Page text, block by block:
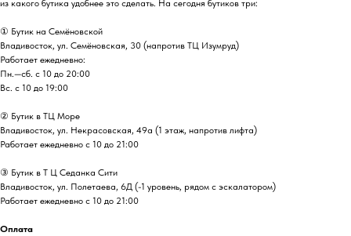
из какого бутика удобнее это сделать. На сегодня бутиков три:
① Бутик на Семёновской
Владивосток, ул. Семёновская, 30 (напротив ТЦ Изумруд)
Работает ежедневно:
Пн.—сб. с 10 до 20:00
Вс. с 10 до 19:00
② Бутик в ТЦ Море
Владивосток, ул. ​Некрасовская, 49а (1 этаж, напротив лифта)
Работает ежедневно с 10 до 21:00
③ Бутик в Т Ц Седанка Сити
Владивосток, ул. Полетаева, 6Д (-1 уровень, рядом с эскалатором)
Работает ежедневно с 10 до 21:00
Оплата